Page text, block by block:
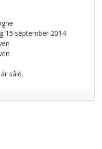
15 september 2014
såld.